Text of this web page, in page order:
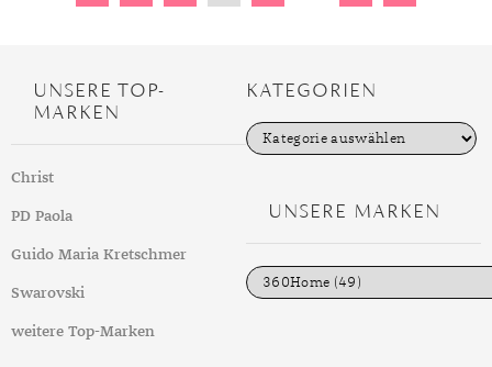
UNSERE TOP-
MARKEN
Christ
PD Paola
Guido Maria Kretschmer
Swarovski
weitere Top-Marken
KATEGORIEN
K
a
e
n
UNSERE MARKEN